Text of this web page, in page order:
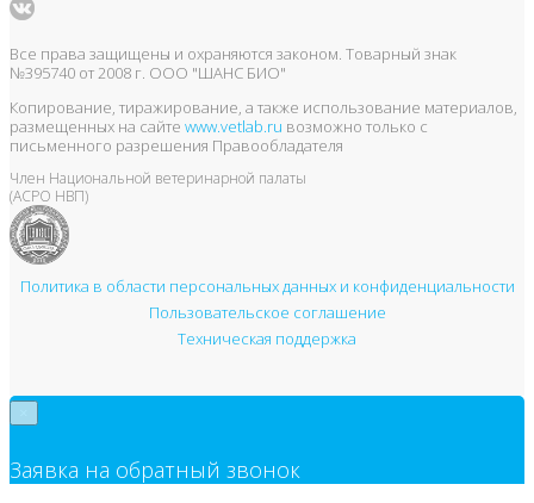
Все права защищены и охраняются законом. Товарный знак
№395740 от 2008 г. ООО "ШАНС БИО"
Копирование, тиражирование, а также использование материалов,
размещенных на сайте www.vetlab.ru возможно только с
письменного разрешения Правообладателя
Член Национальной ветеринарной палаты
(АСРО НВП)
Политика в области персональных данных и конфиденциальности
Пользовательское соглашение
Техническая поддержка
Заявка на обратный звонок